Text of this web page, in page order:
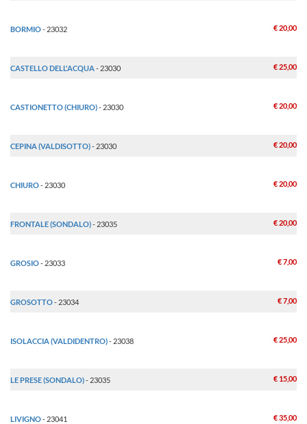
BORMIO- 23032 € 20,00
CASTELLO DELL'ACQUA- 23030 € 25,00
CASTIONETTO (CHIURO)- 23030 € 20,00
CEPINA (VALDISOTTO)- 23030 € 20,00
CHIURO- 23030 € 20,00
FRONTALE (SONDALO)- 23035 € 20,00
GROSIO- 23033 € 7,00
GROSOTTO- 23034 € 7,00
ISOLACCIA (VALDIDENTRO)- 23038 € 25,00
LE PRESE (SONDALO)- 23035 € 15,00
LIVIGNO- 23041 € 35,00